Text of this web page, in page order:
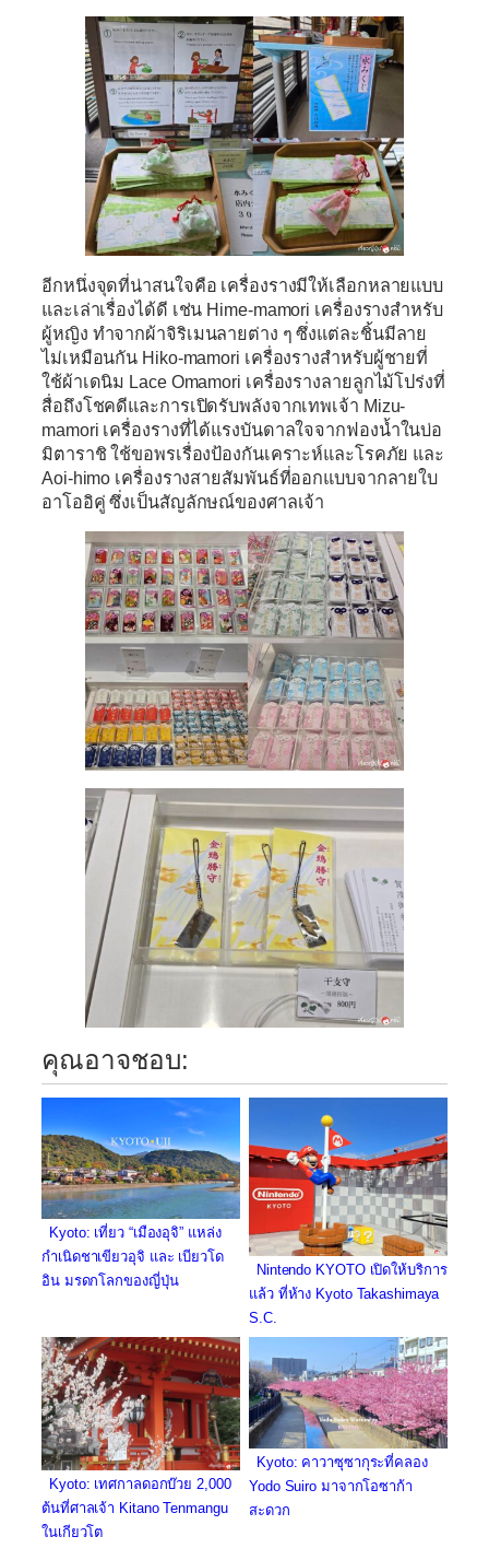
อีกหนึ่งจุดที่น่าสนใจคือ เครื่องรางมีให้เลือกหลายแบบ
และเล่าเรื่องได้ดี เช่น Hime-mamori เครื่องรางสำหรับ
ผู้หญิง ทำจากผ้าจิริเมนลายต่าง ๆ ซึ่งแต่ละชิ้นมีลาย
ไม่เหมือนกัน Hiko-mamori เครื่องรางสำหรับผู้ชายที่
ใช้ผ้าเดนิม Lace Omamori เครื่องรางลายลูกไม้โปร่งที่
สื่อถึงโชคดีและการเปิดรับพลังจากเทพเจ้า Mizu-
mamori เครื่องรางที่ได้แรงบันดาลใจจากฟองน้ำในบ่อ
มิตาราชิ ใช้ขอพรเรื่องป้องกันเคราะห์และโรคภัย และ
Aoi-himo เครื่องรางสายสัมพันธ์ที่ออกแบบจากลายใบ
อาโออิคู่ ซึ่งเป็นสัญลักษณ์ของศาลเจ้า
คุณอาจชอบ:
Kyoto: เที่ยว “เมืองอุจิ” แหล่ง
กำเนิดชาเขียวอุจิ และ เบียวโด
อิน มรดกโลกของญี่ปุ่น
Nintendo KYOTO เปิดให้บริการ
แล้ว ที่ห้าง Kyoto Takashimaya
S.C.
Kyoto: เทศกาลดอกบ๊วย 2,000
ต้นที่ศาลเจ้า Kitano Tenmangu
ในเกียวโต
Kyoto: คาวาซุซากุระที่คลอง
Yodo Suiro มาจากโอซาก้า
สะดวก